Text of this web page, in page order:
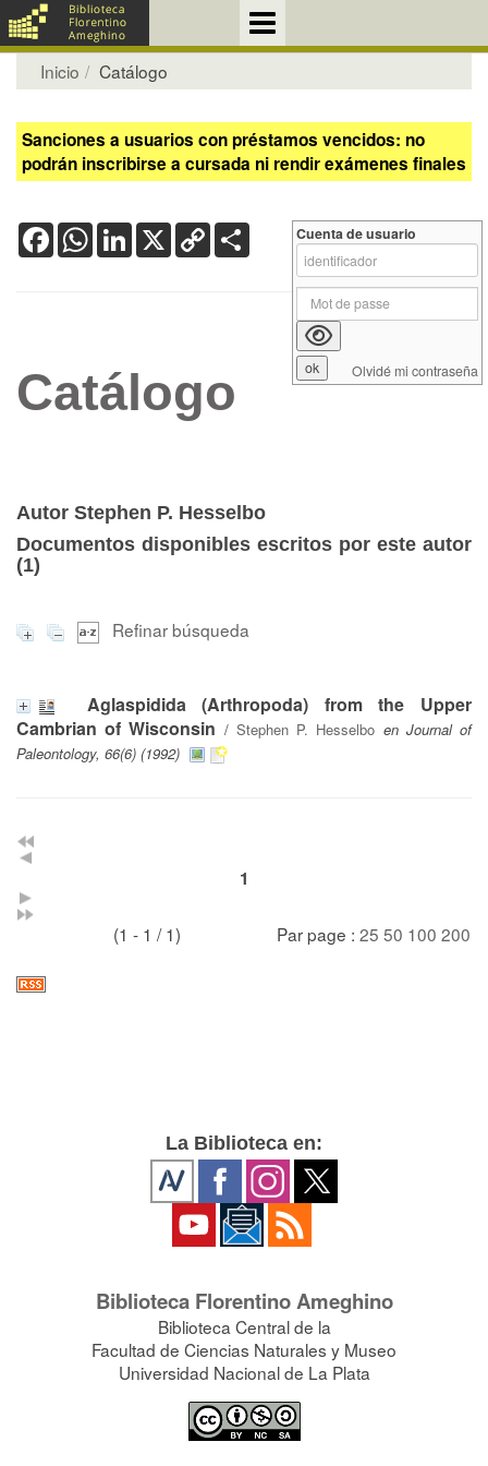
Inicio Catálogo
Sanciones a usuarios con préstamos vencidos: no
podrán inscribirse a cursada ni rendir exámenes finales
FacebookWhatsApp
LinkedIn
X Copy
Link
Catálogo
Autor Stephen P. Hesselbo
Documentos disponibles escritos por este autor
(1)
Refinar búsqueda
Aglaspidida (Arthropoda) from the Upper
Cambrian of Wisconsin / Stephen P. Hesselbo en Journal of
Paleontology, 66(6) (1992)
1
(1 - 1 / 1) Par page : 25 50 100 200
Cuenta de usuario
Olvidé mi contraseña
La Biblioteca en:
Biblioteca Florentino Ameghino
Biblioteca Central de la
Facultad de Ciencias Naturales y Museo
Universidad Nacional de La Plata